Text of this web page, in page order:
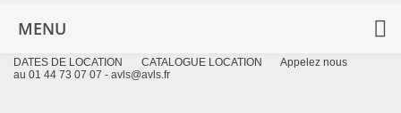
MENU
DATES DE LOCATION CATALOGUE LOCATION
Appelez nous
au 01 44 73 07 07 - avls@avls.fr